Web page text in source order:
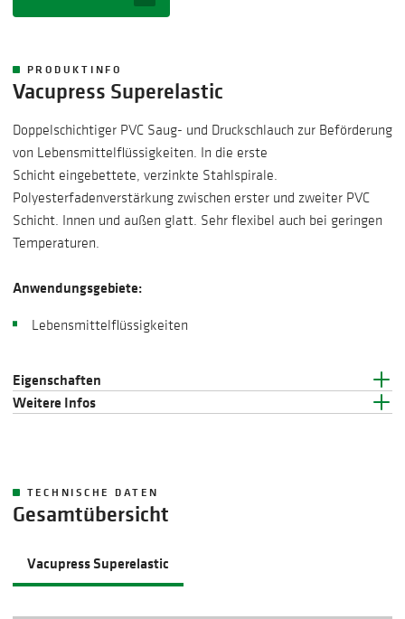
PRODUKTINFO
Vacupress Superelastic
Doppelschichtiger ​PVC Saug- und Druckschlauch zur Beförderung
von Lebensmittelflüssigkeiten. In die erste
Schicht eingebettete, verzinkte Stahlspirale.
Polyesterfadenverstärkung zwischen erster und zweiter PVC
Schicht. Innen und außen glatt. Sehr flexibel auch bei geringen
Temperaturen.
Anwendungsgebiete:
Lebensmittelflüssigkeiten
Eigenschaften
Weitere Infos
TECHNISCHE DATEN
Gesamtübersicht
Vacupress Superelastic